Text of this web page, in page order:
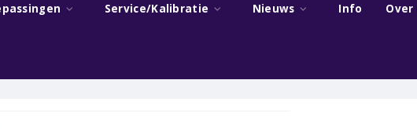
Service/Kalibratie Nieuws Info Over